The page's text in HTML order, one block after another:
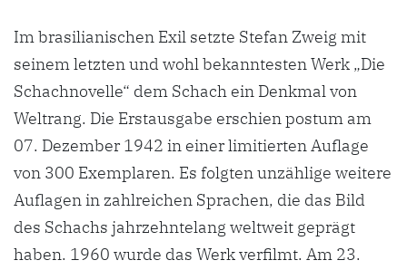
Im brasilianischen Exil setzte Stefan Zweig mit
seinem letzten und wohl bekanntesten Werk „Die
Schachnovelle“ dem Schach ein Denkmal von
Weltrang. Die Erstausgabe erschien postum am
07. Dezember 1942 in einer limitierten Auflage
von 300 Exemplaren. Es folgten unzählige weitere
Auflagen in zahlreichen Sprachen, die das Bild
des Schachs jahrzehntelang weltweit geprägt
haben. 1960 wurde das Werk verfilmt. Am 23.